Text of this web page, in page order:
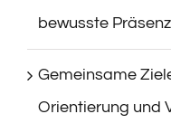
bewusste
Gemeinsame
Orientierung und